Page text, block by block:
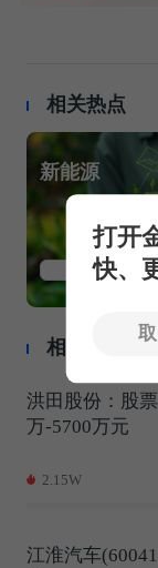
相关热点
新能源
天岳先进
相关推荐
洪田股份：股
万-5700万元
2.15W
江淮汽车
打开
快、